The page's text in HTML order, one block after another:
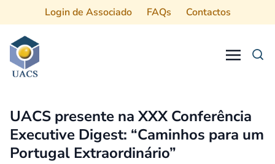
Login de Associado FAQs Contactos
UACS presente na XXX Conferência
Executive Digest: “Caminhos para um
Portugal Extraordinário”